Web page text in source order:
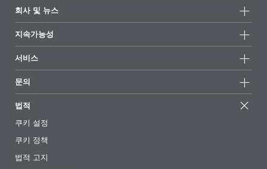
모든제품
하이라이트
회사 및 뉴스
뉴스
언론 및 미디어
소재지 및 판매점
전시회 및 이벤트
지속가능성
지속가능한 제품
성공 사례
EcoVadis
인증서
서비스
추천 배합
기사
전자책
규제 현황
첨가제 안내 앱
문의
법적
쿠키 설정
쿠키 정책
법적 고지